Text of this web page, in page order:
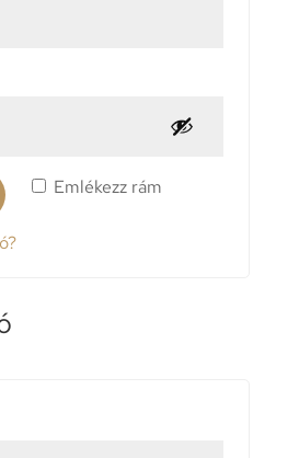
Emlékezz rám